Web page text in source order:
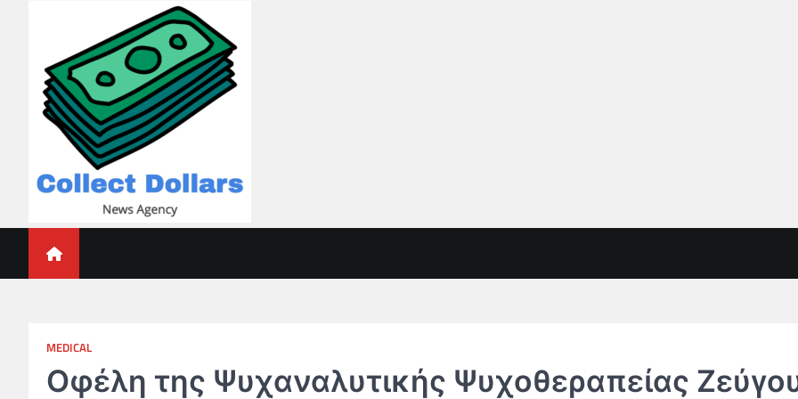
Collect Dollars
MEDICAL
Οφέλη της Ψυχαναλυτικής Ψυχοθεραπείας